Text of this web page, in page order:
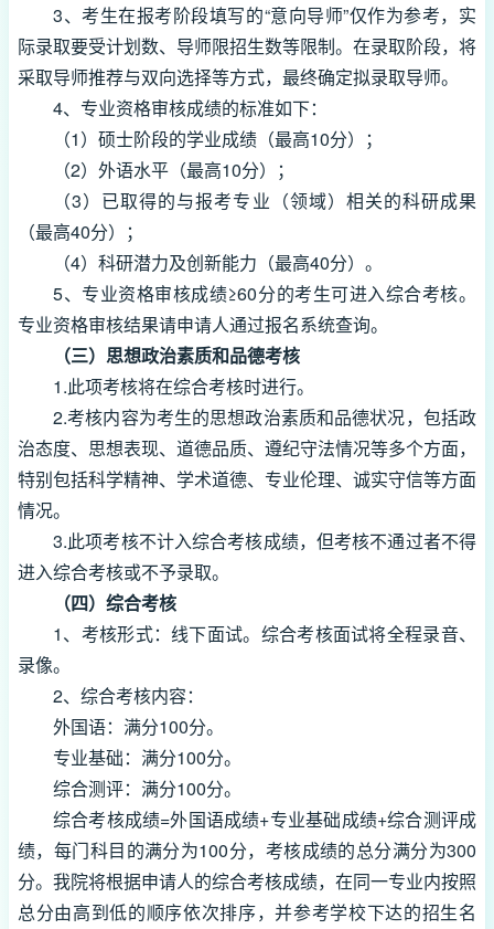
3、考生在报考阶段填写的“意向导师”仅作为参考，实
际录取要受计划数、导师限招生数等限制。在录取阶段，将
采取导师推荐与双向选择等方式，最终确定拟录取导师。
4、专业资格审核成绩的标准如下：
（1）硕士阶段的学业成绩（最高10分）；
（2）外语水平（最高10分）；
（3）已取得的与报考专业（领域）相关的科研成果
（最高40分）；
（4）科研潜力及创新能力（最高40分）。
5、专业资格审核成绩≥60分的考生可进入综合考核。
专业资格审核结果请申请人通过报名系统查询。
（三）思想政治素质和品德考核
1.此项考核将在综合考核时进行。
2.考核内容为考生的思想政治素质和品德状况，包括政
治态度、思想表现、道德品质、遵纪守法情况等多个方面，
特别包括科学精神、学术道德、专业伦理、诚实守信等方面
情况。
3.此项考核不计入综合考核成绩，但考核不通过者不得
进入综合考核或不予录取。
（四）综合考核
1、考核形式：线下面试。综合考核面试将全程录音、
录像。
2、综合考核内容：
外国语：满分100分。
专业基础：满分100分。
综合测评：满分100分。
综合考核成绩=外国语成绩+专业基础成绩+综合测评成
绩，每门科目的满分为100分，考核成绩的总分满分为300
分。我院将根据申请人的综合考核成绩，在同一专业内按照
总分由高到低的顺序依次排序，并参考学校下达的招生名